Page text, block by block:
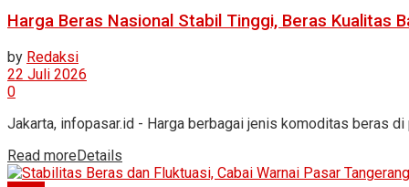
Harga Beras Nasional Stabil Tinggi, Beras Kualitas
by Redaksi
22 Juli 2026
0
Jakarta, infopasar.id - Harga berbagai jenis komoditas beras
Read moreDetails